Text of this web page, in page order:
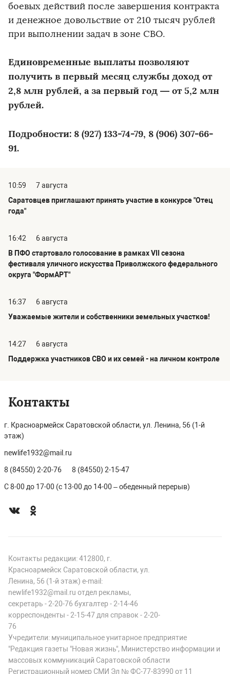
боевых действий после завершения контракта
и денежное довольствие от 210 тысяч рублей
при выполнении задач в зоне СВО.
Единовременные выплаты позволяют
получить в первый месяц службы доход от
2,8 млн рублей, а за первый год — от 5,2 млн
рублей.
Подробности: 8 (927) 133-74-79, 8 (906) 307-66-
91.
10:59
7 августа
Саратовцев приглашают принять участие в конкурсе "Отец
года"
16:42
6 августа
В ПФО стартовало голосование в рамках VII сезона
фестиваля уличного искусства Приволжского федерального
округа "ФормАРТ"
16:37
6 августа
Уважаемые жители и собственники земельных участков!
14:27
6 августа
Поддержка участников СВО и их семей - на личном контроле
Контакты
г. Красноармейск Саратовской области, ул. Ленина, 56 (1-й
этаж)
newlife1932@mail.ru
8 (84550) 2-20-76 8 (84550) 2-15-47
С 8-00 до 17-00 (с 13-00 до 14-00 – обеденный перерыв)
Контакты редакции: 412800, г.
Красноармейск Саратовской области, ул.
Ленина, 56 (1-й этаж) e-mail:
newlife1932@mail.ru отдел рекламы,
секретарь - 2-20-76 бухгалтер - 2-14-46
корреспонденты - 2-15-47 для справок - 2-20-
76
Учредители: муниципальное унитарное предприятие
"Редакция газеты "Новая жизнь", Министерство информации и
массовых коммуникаций Саратовской области
Регистрационный номер СМИ Эл № ФС-77-83990 от 11